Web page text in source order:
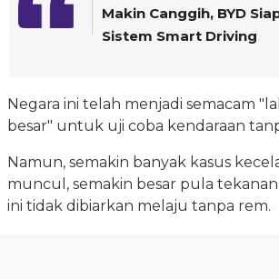
Makin Canggih, BYD
Sistem Smart Driving
Negara ini telah menjadi semacam
besar" untuk uji coba kendaraan
Namun, semakin banyak kasus
muncul, semakin besar pula
ini tidak dibiarkan melaju tanpa rem.